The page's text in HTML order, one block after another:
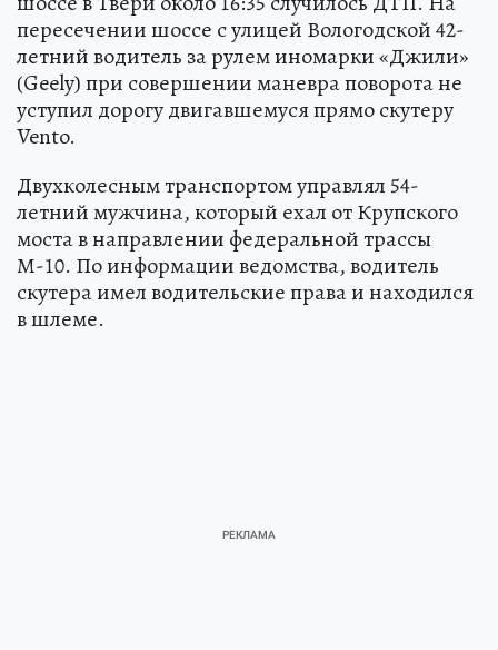
пересечении шоссе с улицей Вологодской 42-
летний водитель за рулем иномарки «Джили»
(Geely) при совершении маневра поворота не
уступил дорогу двигавшемуся прямо скутеру
Vento.
Двухколесным транспортом управлял 54-
летний мужчина, который ехал от Крупского
моста в направлении федеральной трассы
М-10. По информации ведомства, водитель
скутера имел водительские права и находился
в шлеме.